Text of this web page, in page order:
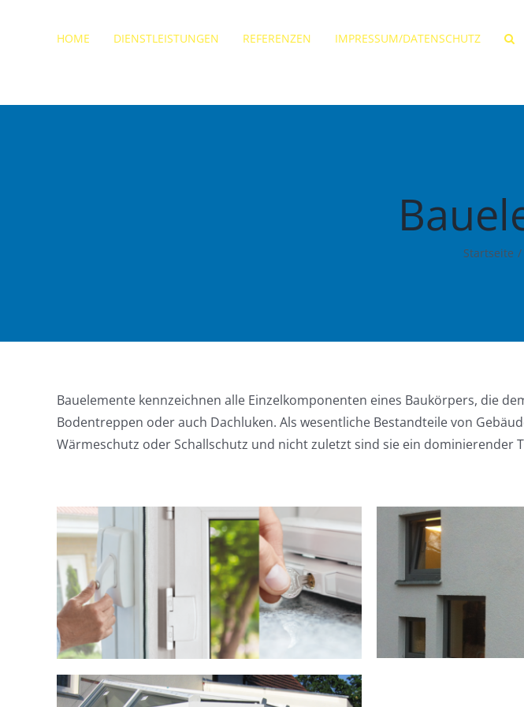
HOME DIENSTLEISTUNGEN REFERENZEN IMPRESSUM/DATENSCHUTZ
Startseite
Bauelemente kennzeichnen alle Einzelkomponenten eines Baukörpers, die
Bodentreppen oder auch Dachluken. Als wesentliche Bestandteile von
Wärmeschutz oder Schallschutz und nicht zuletzt sind sie ein dominierender
Fenster und Türen
Bauelemente Reparaturen